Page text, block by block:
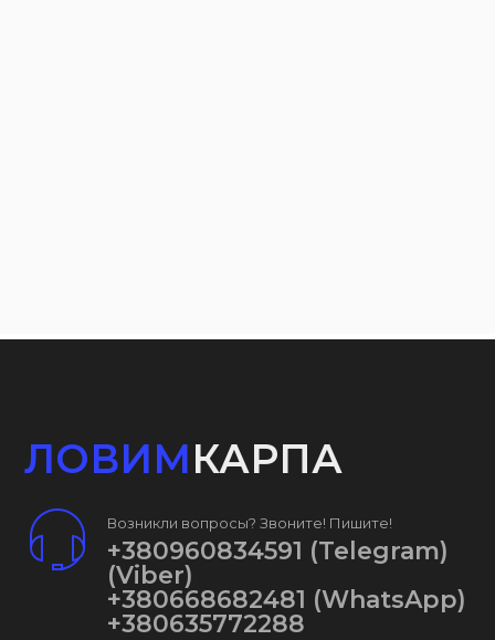
ЛОВИМКАРПА
Возникли вопросы? Звоните! Пишите!
+380960834591 (Telegram)
(Viber)
+380668682481 (WhatsApp)
+380635772288